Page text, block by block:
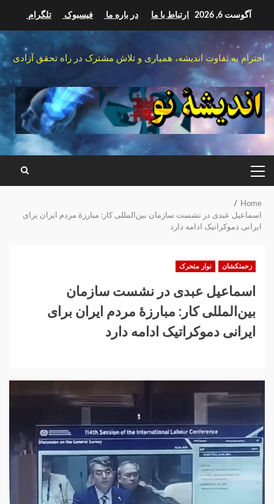
content
آگوست 6, 2026 ارتباط با ما در باره ما فیسبوک تلگرام
احترام به تفاوت اندیشه، همیاری و تلاش مشترک در راه تحقق آزادی
PRIMARY
MENU
Home
اسماعیل عبدی در نشست سازمان بین‌المللی کار:‌ مبارزهٔ مردم ایران برای
ایرانی دموکراتیک ادامه دارد
زحمتکشان نوار متحرک
اسماعیل عبدی در نشست سازمان
بین‌المللی کار:‌ مبارزهٔ مردم ایران برای
ایرانی دموکراتیک ادامه دارد